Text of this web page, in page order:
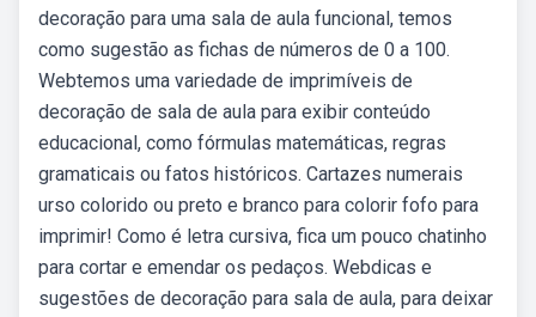
decoração para uma sala de aula funcional, temos
como sugestão as fichas de números de 0 a 100.
Webtemos uma variedade de imprimíveis de
decoração de sala de aula para exibir conteúdo
educacional, como fórmulas matemáticas, regras
gramaticais ou fatos históricos. Cartazes numerais
urso colorido ou preto e branco para colorir fofo para
imprimir! Como é letra cursiva, fica um pouco chatinho
para cortar e emendar os pedaços. Webdicas e
sugestões de decoração para sala de aula, para deixar